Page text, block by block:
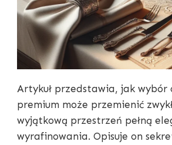
Artykuł przedstawia, jak wybór
premium może przemienić
wyjątkową przestrzeń pełną
wyrafinowania. Opisuje on